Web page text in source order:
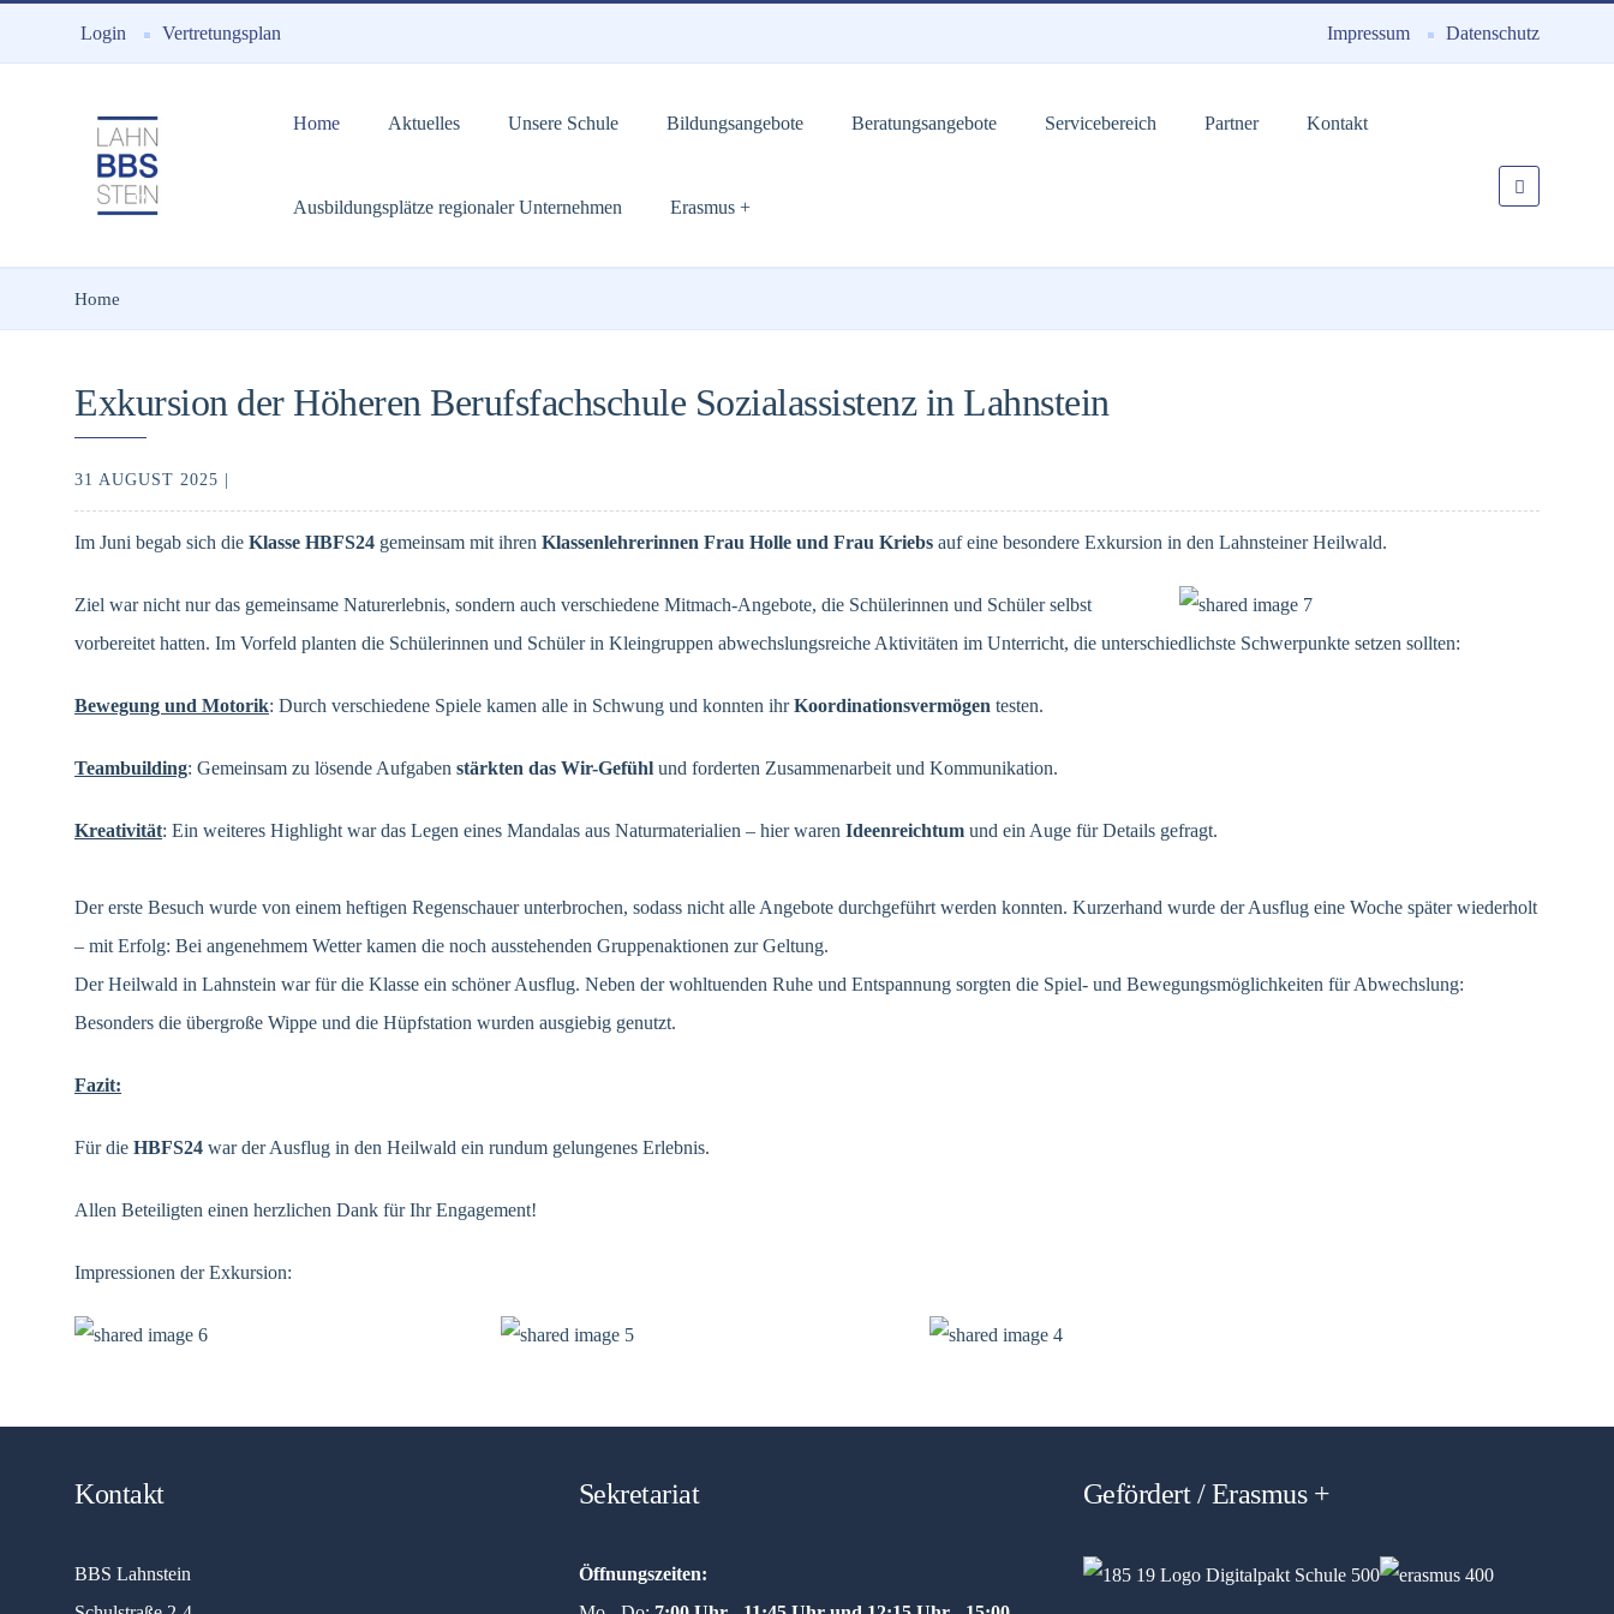
Login Vertretungsplan Impressum Datenschutz
Home Aktuelles Unsere Schule Bildungsangebote Beratungsangebote Servicebereich Partner Kontakt
Ausbildungsplätze regionaler Unternehmen Erasmus +
Home
Exkursion der Höheren Berufsfachschule Sozialassistenz in Lahnstein
31 AUGUST 2025 |
Im Juni begab sich die Klasse HBFS24 gemeinsam mit ihren Klassenlehrerinnen Frau Holle und Frau Kriebs auf eine besondere Exkursion in den Lahnsteiner Heilwald.
Ziel war nicht nur das gemeinsame Naturerlebnis, sondern auch verschiedene Mitmach-Angebote, die Schülerinnen und Schüler selbst
vorbereitet hatten. Im Vorfeld planten die Schülerinnen und Schüler in Kleingruppen abwechslungsreiche Aktivitäten im Unterricht, die unterschiedlichste Schwerpunkte setzen sollten:
Bewegung und Motorik: Durch verschiedene Spiele kamen alle in Schwung und konnten ihrKoordinationsvermögen testen.
Teambuilding: Gemeinsam zu lösende Aufgaben stärkten das Wir-Gefühl und forderten Zusammenarbeit und Kommunikation.
Kreativität: Ein weiteres Highlight war das Legen eines Mandalas aus Naturmaterialien – hier waren Ideenreichtum und ein Auge für Details gefragt.
Der erste Besuch wurde von einem heftigen Regenschauer unterbrochen, sodass nicht alle Angebote durchgeführt werden konnten. Kurzerhand wurde der Ausflug eine Woche später wiederholt
– mit Erfolg: Bei angenehmem Wetter kamen die noch ausstehenden Gruppenaktionen zur Geltung.
Der Heilwald in Lahnstein war für die Klasse ein schöner Ausflug. Neben der wohltuenden Ruhe und Entspannung sorgten die Spiel- und Bewegungsmöglichkeiten für Abwechslung:
Besonders die übergroße Wippe und die Hüpfstation wurden ausgiebig genutzt.
Fazit:
Für die HBFS24 war der Ausflug in den Heilwald ein rundum gelungenes Erlebnis.
Allen Beteiligten einen herzlichen Dank für Ihr Engagement!
Impressionen der Exkursion:
Kontakt
BBS Lahnstein
Sekretariat
Öffnungszeiten:
Gefördert / Erasmus +